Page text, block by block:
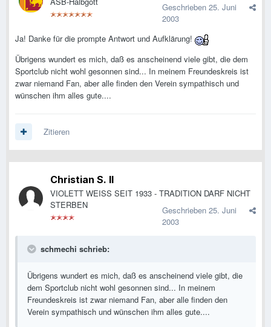
Geschrieben 25. Juni
2003
Ja! Danke für die prompte Antwort und Aufklärung!
Übrigens wundert es mich, daß es anscheinend viele gibt, die dem
Sportclub nicht wohl gesonnen sind... In meinem Freundeskreis ist
zwar niemand Fan, aber alle finden den Verein sympathisch und
wünschen ihm alles gute....
Zitieren
Christian S. II
VIOLETT WEISS SEIT 1933 - TRADITION DARF NICHT
STERBEN
Geschrieben 25. Juni
2003
schmechi schrieb:
Übrigens wundert es mich, daß es anscheinend viele gibt, die
dem Sportclub nicht wohl gesonnen sind... In meinem
Freundeskreis ist zwar niemand Fan, aber alle finden den
Verein sympathisch und wünschen ihm alles gute....